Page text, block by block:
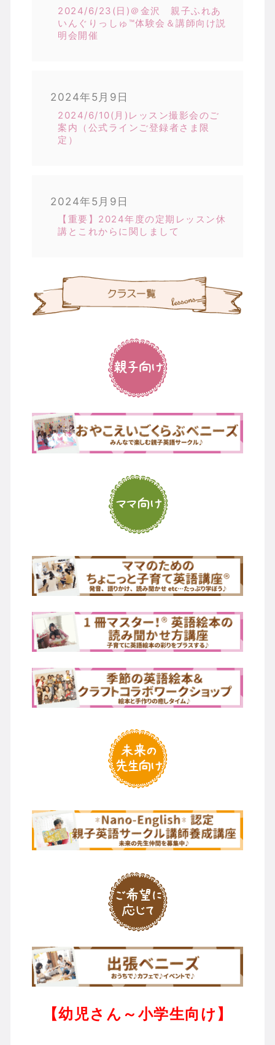
2024/6/23(日)＠金沢 親子ふれあ
いんぐりっしゅ™体験会＆講師向け説
明会開催
2024年5月9日
2024/6/10(月)レッスン撮影会のご
案内（公式ラインご登録者さま限
定）
2024年5月9日
【重要】2024年度の定期レッスン休
講とこれからに関しまして
【幼児さん～小学生向け】